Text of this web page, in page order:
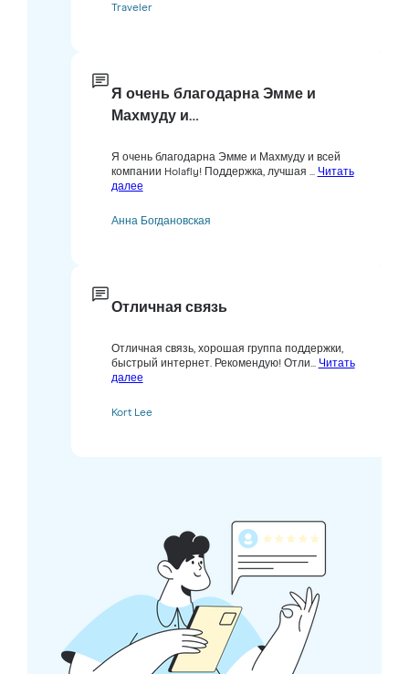
Traveler
Я очень благодарна Эмме и
Махмуду и…
Я очень благодарна Эмме и Махмуду и всей
компании Holafly! Поддержка, лучшая ... Читать
далее
Анна Богдановская
Отличная связь
Отличная связь, хорошая группа поддержки,
быстрый интернет. Рекомендую! Отли... Читать
далее
Kort Lee